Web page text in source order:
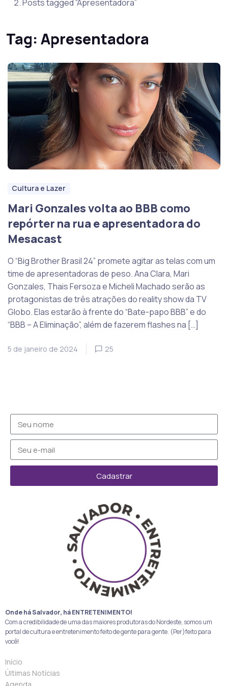
Posts tagged “Apresentadora”
Tag: Apresentadora
Cultura e Lazer
Mari Gonzales volta ao BBB como
repórter na rua e apresentadora do
Mesacast
O “Big Brother Brasil 24” promete agitar as telas com um
time de apresentadoras de peso. Ana Clara, Mari
Gonzales, Thais Fersoza e Micheli Machado serão as
protagonistas de três atrações do reality show da TV
Globo. Elas estarão à frente do “Bate-papo BBB” e do
“BBB – A Eliminação”, além de fazerem flashes na […]
5 de janeiro de 2024 25
Cadastrar
Onde há Salvador, há ENTRETENIMENTO!
Com a credibilidade de uma das maiores produtoras do Nordeste, somos um
portal de cultura e entretenimento feito de gente para gente. (Per)feito para
você!
Início
Últimas Notícias